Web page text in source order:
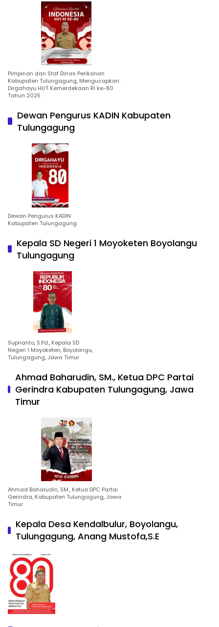
Pimpinan dan Staf Dinas Perikanan
Kabupaten Tulungagung, Mengucapkan:
Dirgahayu HUT Kemerdekaan RI ke-80
Tahun 2025
Dewan Pengurus KADIN Kabupaten
Tulungagung
Dewan Pengurus KADIN
Kabupaten Tulungagung
Kepala SD Negeri 1 Moyoketen Boyolangu
Tulungagung
Suprianto, S.Pd., Kepala SD
Negeri 1 Moyoketen, Boyolangu,
Tulungagung, Jawa Timur
Ahmad Baharudin, SM., Ketua DPC Partai
Gerindra Kabupaten Tulungagung, Jawa
Timur
Ahmad Baharudin, SM., Ketua DPC Partai
Gerindra, Kabupaten Tulungagung, Jawa
Timur
Kepala Desa Kendalbulur, Boyolangu,
Tulungagung, Anang Mustofa,S.E